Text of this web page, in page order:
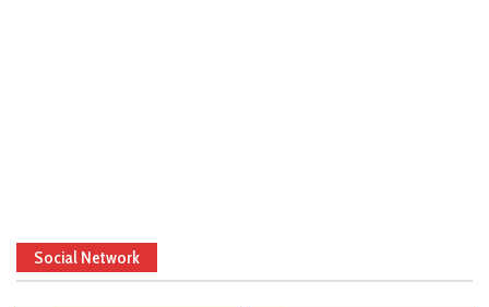
Social Network